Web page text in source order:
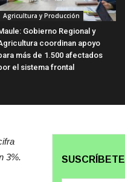
Agricultura y Producción
Gobierno Regional y
coordinan apoyo
más de 1.500 afectados
el sistema frontal
3%.
SUSCRÍBETE